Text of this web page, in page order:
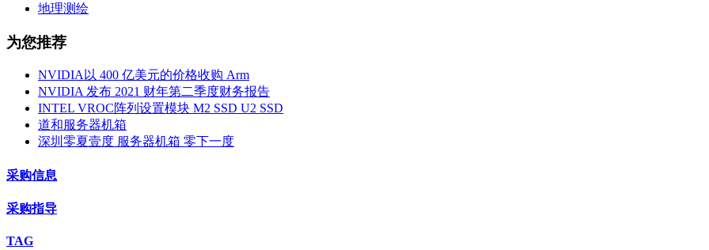
地理测绘
为您推荐
NVIDIA以 400 亿美元的价格收购 Arm
NVIDIA 发布 2021 财年第二季度财务报告
INTEL VROC阵列设置模块 M2 SSD U2 SSD
道和服务器机箱
深圳零夏壹度 服务器机箱 零下一度
采购信息
采购指导
TAG